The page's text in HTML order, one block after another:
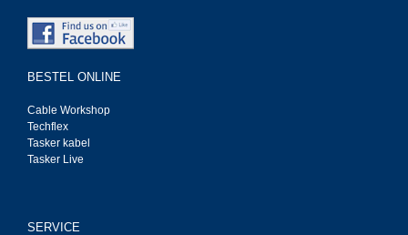
BESTEL ONLINE
Cable Workshop
Techflex
Tasker kabel
Tasker Live
SERVICE